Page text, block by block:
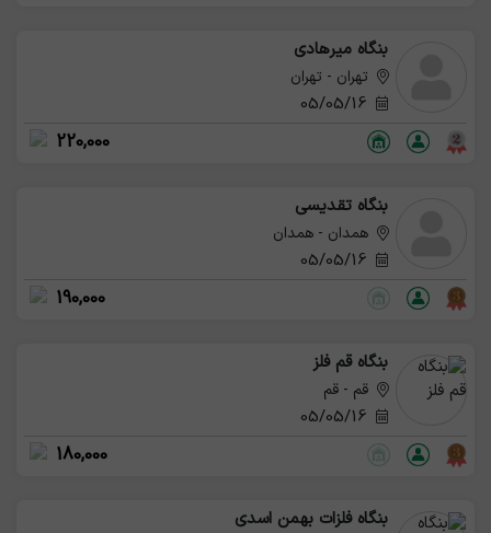
بنگاه میرهادی
تهران - تهران
05/05/16
220,000
بنگاه تقدیسی
همدان - همدان
05/05/16
190,000
بنگاه قم فلز
قم - قم
05/05/16
180,000
بنگاه فلزات بهمن اسدی